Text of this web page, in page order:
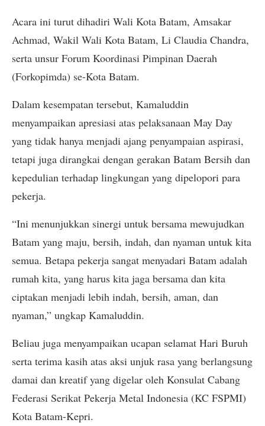
Acara ini turut dihadiri Wali Kota Batam, Amsakar
Achmad, Wakil Wali Kota Batam, Li Claudia Chandra,
serta unsur Forum Koordinasi Pimpinan Daerah
(Forkopimda) se-Kota Batam.
Dalam kesempatan tersebut, Kamaluddin
menyampaikan apresiasi atas pelaksanaan May Day
yang tidak hanya menjadi ajang penyampaian aspirasi,
tetapi juga dirangkai dengan gerakan Batam Bersih dan
kepedulian terhadap lingkungan yang dipelopori para
pekerja.
“Ini menunjukkan sinergi untuk bersama mewujudkan
Batam yang maju, bersih, indah, dan nyaman untuk kita
semua. Betapa pekerja sangat menyadari Batam adalah
rumah kita, yang harus kita jaga bersama dan kita
ciptakan menjadi lebih indah, bersih, aman, dan
nyaman,” ungkap Kamaluddin.
Beliau juga menyampaikan ucapan selamat Hari Buruh
serta terima kasih atas aksi unjuk rasa yang berlangsung
damai dan kreatif yang digelar oleh Konsulat Cabang
Federasi Serikat Pekerja Metal Indonesia (KC FSPMI)
Kota Batam-Kepri.